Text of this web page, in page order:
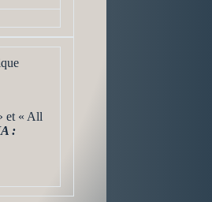
et « All
: